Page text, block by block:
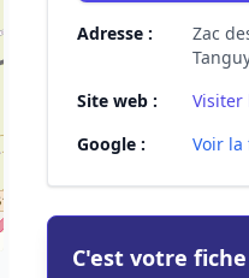
Adresse :
Zac
Site web :
Google :
Voir
C'est votre fiche